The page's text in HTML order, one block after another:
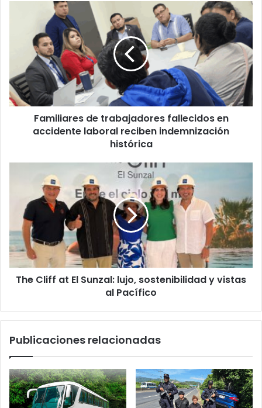
trabajadores
fallecidos
accidente
laboral
reciben
indemnización
históricaFamiliares de trabajadores fallecidos en
accidente laboral reciben indemnización
histórica
Sunzal:
lujo,
sostenibilidad
y
vistas
The Cliff at El Sunzal: lujo, sostenibilidad y vistas
al Pacífico
Publicaciones relacionadas